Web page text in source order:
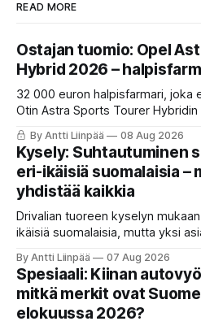
READ MORE
Ostajan tuomio: Opel
Hybrid 2026 –
32 000 euron halpisfarmari, joka
Otin Astra Sports Tourer
istuin, oikeita nappeja ja
Mutta ne viiveet ja se nykiminen?
By Antti Liinpää 08 Aug 2026
Kysely: Suhtautuminen
eri-ikäisiä suomalaisia –
yhdistää kaikkia
Drivalian tuoreen kyselyn
ikäisiä suomalaisia, mutta yksi
valittaessa.
By Antti Liinpää 07 Aug 2026
Spesiaali: Kiinan
mitkä merkit ovat
elokuussa 2026?